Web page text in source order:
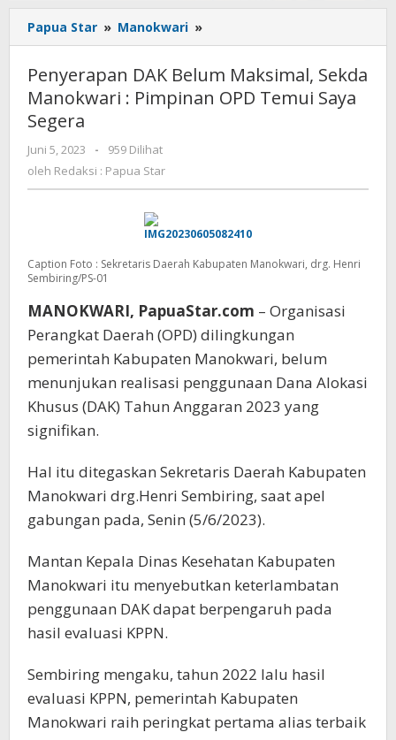
Papua Star » Manokwari »
DAK
Maksimal,
Sekda
Temui
Segera
Penyerapan DAK Belum Maksimal, Sekda
Manokwari : Pimpinan OPD Temui Saya
Segera
Juni 5, 2023
oleh
Redaksi
-
959 Dilihat
oleh Redaksi : Papua Star
Caption Foto : Sekretaris Daerah Kabupaten Manokwari, drg. Henri
Sembiring/PS-01
MANOKWARI, PapuaStar.com – Organisasi
Perangkat Daerah (OPD) dilingkungan
pemerintah Kabupaten Manokwari, belum
menunjukan realisasi penggunaan Dana Alokasi
Khusus (DAK) Tahun Anggaran 2023 yang
signifikan.
Hal itu ditegaskan Sekretaris Daerah Kabupaten
Manokwari drg.Henri Sembiring, saat apel
gabungan pada, Senin (5/6/2023).
Mantan Kepala Dinas Kesehatan Kabupaten
Manokwari itu menyebutkan keterlambatan
penggunaan DAK dapat berpengaruh pada
hasil evaluasi KPPN.
Sembiring mengaku, tahun 2022 lalu hasil
evaluasi KPPN, pemerintah Kabupaten
Manokwari raih peringkat pertama alias terbaik